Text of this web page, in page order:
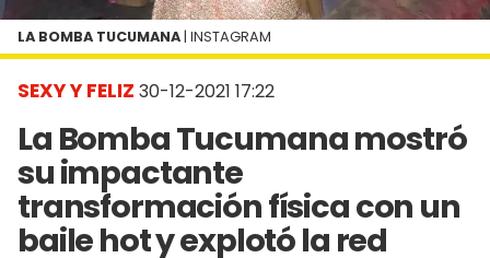
SEXY Y FELIZ 30-12-2021 17:22
La Bomba Tucumana mostró
su impactante
transformación física con un
baile hot y explotó la red
LA BOMBA TUCUMANA | INSTAGRAM